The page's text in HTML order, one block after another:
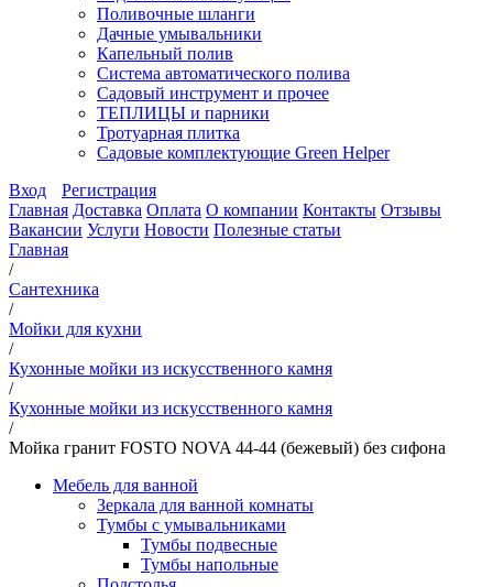
Поливочные шланги
Дачные умывальники
Капельный полив
Система автоматического полива
Садовый инструмент и прочее
ТЕПЛИЦЫ и парники
Тротуарная плитка
Садовые комплектующие Green Helper
Вход
Регистрация
Главная Доставка Оплата О компании Контакты Отзывы
Вакансии Услуги Новости Полезные статьи
Главная
/
Сантехника
/
Мойки для кухни
/
Кухонные мойки из искусственного камня
/
Кухонные мойки из искусственного камня
/
Мойка гранит FOSTO NOVA 44-44 (бежевый) без сифона
Мебель для ванной
Зеркала для ванной комнаты
Тумбы с умывальниками
Тумбы подвесные
Тумбы напольные